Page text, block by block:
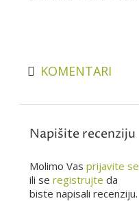
KOMENTARI
Napišite recenziju
Molimo Vas prijavite se
ili se registrujte da
biste napisali recenziju.